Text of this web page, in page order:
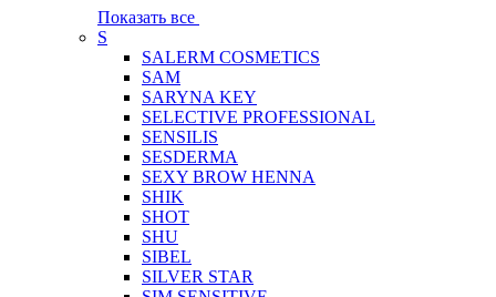
Показать все
S
SALERM COSMETICS
SAM
SARYNA KEY
SELECTIVE PROFESSIONAL
SENSILIS
SESDERMA
SEXY BROW HENNA
SHIK
SHOT
SHU
SIBEL
SILVER STAR